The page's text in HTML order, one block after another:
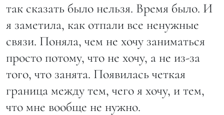
так сказать было нельзя. Время было. И
я заметила, как отпали все ненужные
связи. Поняла, чем не хочу заниматься
просто потому, что не хочу, а не из-за
того, что занята. Появилась четкая
граница между тем, чего я хочу, и тем,
что мне вообще не нужно.